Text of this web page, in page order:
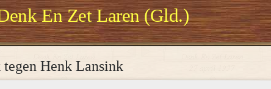
En Zet Laren (Gld.)
Henk Lansink